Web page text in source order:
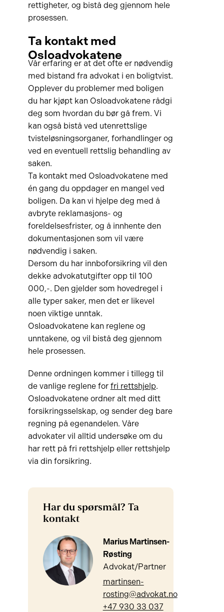
rettigheter, og bistå deg gjennom hele
prosessen.
Ta kontakt med
Osloadvokatene
Vår erfaring er at det ofte er nødvendig
med bistand fra advokat i en boligtvist.
Opplever du problemer med boligen
du har kjøpt kan Osloadvokatene rådgi
deg som hvordan du bør gå frem. Vi
kan også bistå ved utenrettslige
tvisteløsningsorganer, forhandlinger og
ved en eventuell rettslig behandling av
saken.
Ta kontakt med Osloadvokatene med
én gang du oppdager en mangel ved
boligen. Da kan vi hjelpe deg med å
avbryte reklamasjons- og
foreldelsesfrister, og å innhente den
dokumentasjonen som vil være
nødvendig i saken.
Dersom du har innboforsikring vil den
dekke advokatutgifter opp til 100
000,-. Den gjelder som hovedregel i
alle typer saker, men det er likevel
noen viktige unntak.
Osloadvokatene kan reglene og
unntakene, og vil bistå deg gjennom
hele prosessen.
Denne ordningen kommer i tillegg til
de vanlige reglene for fri rettshjelp.
Osloadvokatene ordner alt med ditt
forsikringsselskap, og sender deg bare
regning på egenandelen. Våre
advokater vil alltid undersøke om du
har rett på fri rettshjelp eller rettshjelp
via din forsikring.
Har du spørsmål? Ta
kontakt
Marius Martinsen-
Røsting
Advokat/Partner
martinsen-
rosting@advokat.no
+47 930 33 037